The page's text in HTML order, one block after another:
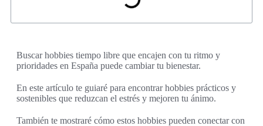
Buscar hobbies tiempo libre que encajen con tu ritmo y
prioridades en España puede cambiar tu bienestar.
En este artículo te guiaré para encontrar hobbies prácticos y
sostenibles que reduzcan el estrés y mejoren tu ánimo.
También te mostraré cómo estos hobbies pueden conectar con